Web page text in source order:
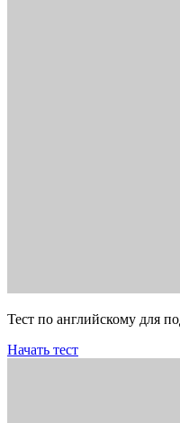
Тест по английскому для
Начать тест